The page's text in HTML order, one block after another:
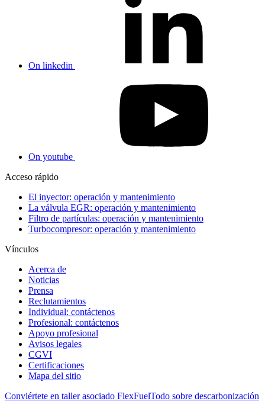
On linkedin
On youtube
Acceso rápido
El inyector: operación y mantenimiento
La válvula EGR: operación y mantenimiento
Filtro de partículas: operación y mantenimiento
Turbocompresor: operación y mantenimiento
Vínculos
Acerca de
Noticias
Prensa
Reclutamientos
Individual: contáctenos
Profesional: contáctenos
Apoyo profesional
Avisos legales
CGVI
Certificaciones
Mapa del sitio
Conviértete en taller asociado FlexFuelTodo sobre descarbonización